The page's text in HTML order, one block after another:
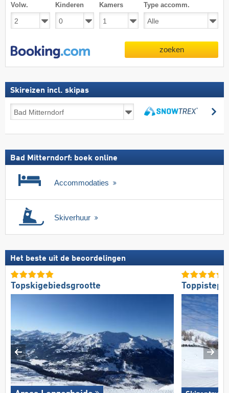
Volw. Kinderen Kamers Type accomm.
zoeken
Skireizen incl. skipas
Skireizen
incl.
Bad Mitterndorf: boek online
Accommodaties
Skiverhuur
Het beste uit de beoordelingen
Topskigebiedsgrootte